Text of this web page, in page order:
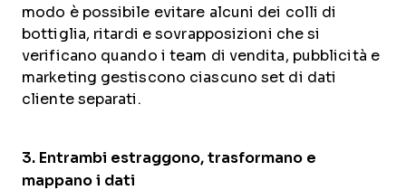
modo è possibile evitare alcuni dei colli di
bottiglia, ritardi e sovrapposizioni che si
verificano quando i team di vendita, pubblicità e
marketing gestiscono ciascuno set di dati
cliente separati.
3. Entrambi estraggono, trasformano e
mappano i dati